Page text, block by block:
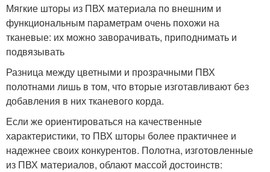
Мягкие шторы из ПВХ материала по внешним и
функциональным параметрам очень похожи на
тканевые: их можно заворачивать, приподнимать и
подвязывать
Разница между цветными и прозрачными ПВХ
полотнами лишь в том, что вторые изготавливают без
добавления в них тканевого корда.
Если же ориентироваться на качественные
характеристики, то ПВХ шторы более практичнее и
надежнее своих конкурентов. Полотна, изготовленные
из ПВХ материалов, облают массой достоинств: